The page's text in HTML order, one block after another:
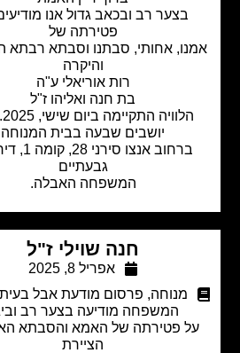
בצער רב ובכאב גדול אנו מודיעים על
פטירתה של
אחותי, סבתנו וסבתא רבתא האהובה
רות אוריאלי ע"ה
בת חנה ואליהו ז"ל
הלוויה התקיימה ביום שישי, 11.4.2025
יושבים שבעה בבית המנוחה
ברחוב אנצו סירני 28, קומה 1, דירה 4,
גבעתיים
המשפחה האבלה.
חנה שוילי ז"ל
אפריל 8, 2025
מנוחה
פרסום מודעת אבל בעיתון הארץ
המשפחה מודיעה בצער רב וביגון
פטירתה של האמא והסבתא האהובה